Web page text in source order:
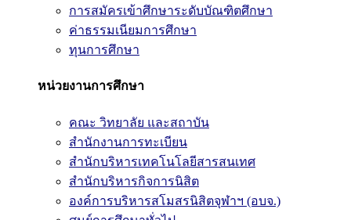
การสมัครเข้าศึกษาระดับบัณฑิตศึกษา
ค่าธรรมเนียมการศึกษา
ทุนการศึกษา
หน่วยงานการศึกษา
คณะ วิทยาลัย และสถาบัน
สำนักงานการทะเบียน
สำนักบริหารเทคโนโลยีสารสนเทศ
สำนักบริหารกิจการนิสิต
องค์การบริหารสโมสรนิสิตจุฬาฯ (อบจ.)